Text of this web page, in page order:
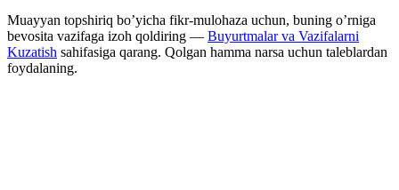
Muayyan topshiriq bo’yicha fikr-mulohaza uchun, buning o’rniga
bevosita vazifaga izoh qoldiring — Buyurtmalar va Vazifalarni
Kuzatish sahifasiga qarang. Qolgan hamma narsa uchun taleblardan
foydalaning.